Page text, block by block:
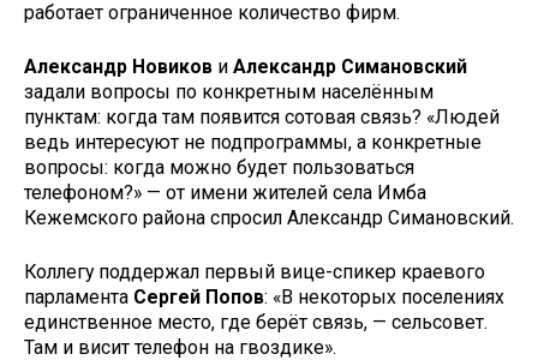
работает ограниченное количество фирм.
Александр Новиков и Александр Симановский
задали вопросы по конкретным населённым
пунктам: когда там появится сотовая связь? «Людей
ведь интересуют не подпрограммы, а конкретные
вопросы: когда можно будет пользоваться
телефоном?» — от имени жителей села Имба
Кежемского района спросил Александр Симановский.
Коллегу поддержал первый вице-спикер краевого
парламента Сергей Попов: «В некоторых поселениях
единственное место, где берёт связь, — сельсовет.
Там и висит телефон на гвоздике».